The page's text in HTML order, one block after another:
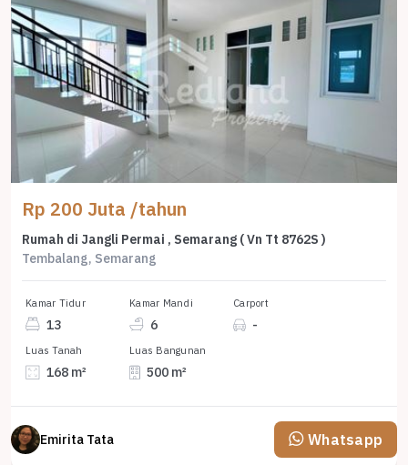
Rp 200 Juta /tahun
Rumah di Jangli Permai , Semarang ( Vn Tt 8762S )
Tembalang, Semarang
Kamar Tidur
13
Kamar Mandi
6
Carport
-
Luas Tanah
168 m²
Luas Bangunan
500 m²
Emirita Tata Whatsapp